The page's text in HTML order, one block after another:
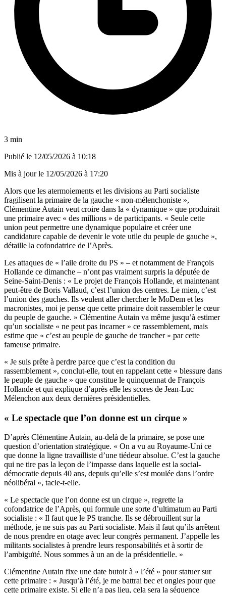
3 min
Publié le 12/05/2026 à 10:18
Mis à jour le 12/05/2026 à 17:20
Alors que les atermoiements et les divisions au Parti socialiste
fragilisent la primaire de la gauche « non-mélenchoniste »,
Clémentine Autain veut croire dans la « dynamique » que produirait
une primaire avec « des millions » de participants. « Seule cette
union peut permettre une dynamique populaire et créer une
candidature capable de devenir le vote utile du peuple de gauche »,
détaille la cofondatrice de l’Après.
Les attaques de « l’aile droite du PS » – et notamment de François
Hollande ce dimanche – n’ont pas vraiment surpris la députée de
Seine-Saint-Denis : « Le projet de François Hollande, et maintenant
peut-être de Boris Vallaud, c’est l’union des centres. Le mien, c’est
l’union des gauches. Ils veulent aller chercher le MoDem et les
macronistes, moi je pense que cette primaire doit rassembler le cœur
du peuple de gauche. » Clémentine Autain va même jusqu’à estimer
qu’un socialiste « ne peut pas incarner » ce rassemblement, mais
estime que « c’est au peuple de gauche de trancher » par cette
fameuse primaire.
« Je suis prête à perdre parce que c’est la condition du
rassemblement », conclut-elle, tout en rappelant cette « blessure dans
le peuple de gauche » que constitue le quinquennat de François
Hollande et qui explique d’après elle les scores de Jean-Luc
Mélenchon aux deux dernières présidentielles.
« Le spectacle que l’on donne est un cirque »
D’après Clémentine Autain, au-delà de la primaire, se pose une
question d’orientation stratégique. « On a vu au Royaume-Uni ce
que donne la ligne travailliste d’une tiédeur absolue. C’est la gauche
qui ne tire pas la leçon de l’impasse dans laquelle est la social-
démocratie depuis 40 ans, depuis qu’elle s’est moulée dans l’ordre
néolibéral », tacle-t-elle.
« Le spectacle que l’on donne est un cirque », regrette la
cofondatrice de l’Après, qui formule une sorte d’ultimatum au Parti
socialiste : « Il faut que le PS tranche. Ils se débrouillent sur la
méthode, je ne suis pas au Parti socialiste. Mais il faut qu’ils arrêtent
de nous prendre en otage avec leur congrès permanent. J’appelle les
militants socialistes à prendre leurs responsabilités et à sortir de
l’ambiguïté. Nous sommes à un an de la présidentielle. »
Clémentine Autain fixe une date butoir à « l’été » pour statuer sur
cette primaire : « Jusqu’à l’été, je me battrai bec et ongles pour que
cette primaire existe. Si elle n’a pas lieu, cela sera la séquence